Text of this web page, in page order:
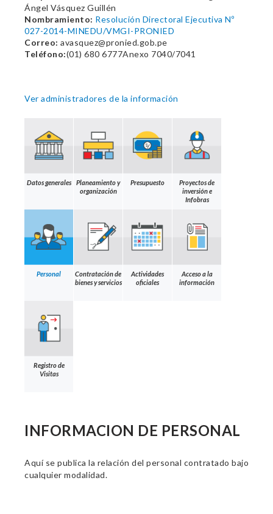
Ángel Vásquez Guillén
Nombramiento: Resolución Directoral Ejecutiva Nº
027-2014-MINEDU/VMGI-PRONIED
Correo: avasquez@pronied.gob.pe
Teléfono:(01) 680 6777Anexo 7040/7041
Ver administradores de la información
Datos generales
Planeamiento y
organización
Presupuesto
Proyectos de
inversión e
Infobras
Personal
Contratación de
bienes y servicios
Actividades
oficiales
Acceso a la
información
Registro de
Visitas
INFORMACION DE PERSONAL
Aquí se publica la relación del personal contratado bajo
cualquier modalidad.